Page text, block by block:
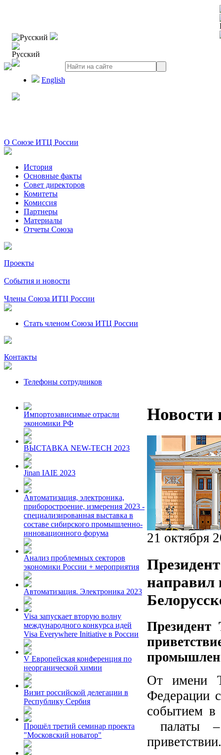
Русский
Русский
English
О Союзе ИТЦ России
История
Основные факты
Совет директоров
Комитеты
Комиссия
Партнеры
Материалы
Отчеты Союза
Проекты
События и новости
Члены Союза ИТЦ России
Стать членом Союза ИТЦ России
Контакты
Телефоны сотрудников
Импортозависимые отрасли
экономики РФ
ВЫСТАВКА NEW-TECH 2023
Jinan IAIE 2023
Автоматизация, электроника,
приборостроение, измерения 2023 -
специализированная выставка в
составе сибирского промышленно-
инновационного форума
Анализ проблемных секторов
экономики России + мероприятия
Автоматизация. Электроника 2023
Visa запускает вторую волну
международного конкурса идей
Visa Everywhere Initiative в России
V Европейская конференция по
неорганической химии
Визит российской делегации в
Республику Сербия
Прошёл третий семинар проекта
"Московский новатор"
Новости
21 октября
направил
От имени
Федерации
событием в
палаты
приветствии.